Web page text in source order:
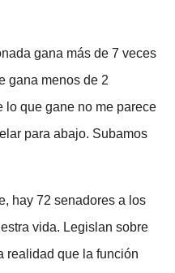
gana más de 7 veces
gana menos de 2
lo que gane no me parece
para abajo. Subamos
hay 72 senadores a los
vida. Legislan sobre
realidad que la función